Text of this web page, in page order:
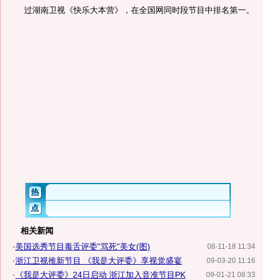
过湖南卫视《快乐大本营》，在全国网同时段节目中排名第一。
相关新闻
08-11-18 11:34
·美国选秀节目毒舌评委"骂死"美女(图)
09-03-20 11:16
·浙江卫视推新节目 《我是大评委》享视觉盛宴
09-01-21 08:33
· 《我是大评委》24日启动 浙江加入音准节目PK